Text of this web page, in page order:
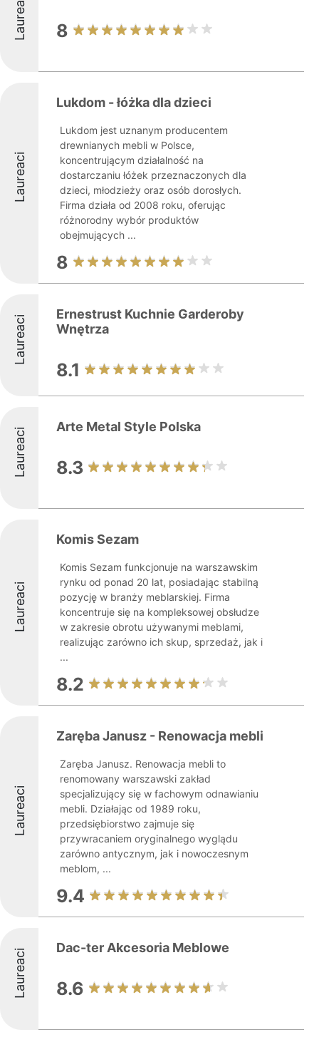
Laureaci 8
Laureaci
Lukdom - łóżka dla dzieci
Lukdom jest uznanym producentem
drewnianych mebli w Polsce,
koncentrującym działalność na
dostarczaniu łóżek przeznaczonych dla
dzieci, młodzieży oraz osób dorosłych.
Firma działa od 2008 roku, oferując
różnorodny wybór produktów
obejmujących ...
8
Laureaci
Ernestrust Kuchnie Garderoby
Wnętrza
8.1
Laureaci Arte Metal Style Polska
8.3
Laureaci
Komis Sezam
Komis Sezam funkcjonuje na warszawskim
rynku od ponad 20 lat, posiadając stabilną
pozycję w branży meblarskiej. Firma
koncentruje się na kompleksowej obsłudze
w zakresie obrotu używanymi meblami,
realizując zarówno ich skup, sprzedaż, jak i
...
8.2
Laureaci
Zaręba Janusz - Renowacja mebli
Zaręba Janusz. Renowacja mebli to
renomowany warszawski zakład
specjalizujący się w fachowym odnawianiu
mebli. Działając od 1989 roku,
przedsiębiorstwo zajmuje się
przywracaniem oryginalnego wyglądu
zarówno antycznym, jak i nowoczesnym
meblom, ...
9.4
Laureaci Dac-ter Akcesoria Meblowe
8.6